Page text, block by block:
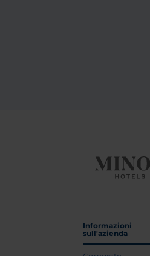
Informazioni
sull'azienda